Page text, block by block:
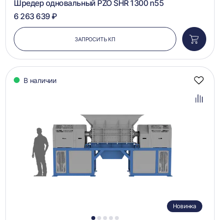
Шредер одновальный PZO SHR 1300 n55
6 263 639 ₽
ЗАПРОСИТЬ КП
в
В наличии
Новинка